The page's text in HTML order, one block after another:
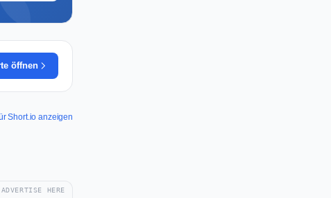
öffnen
Short.io anzeigen
ADVERTISE HERE